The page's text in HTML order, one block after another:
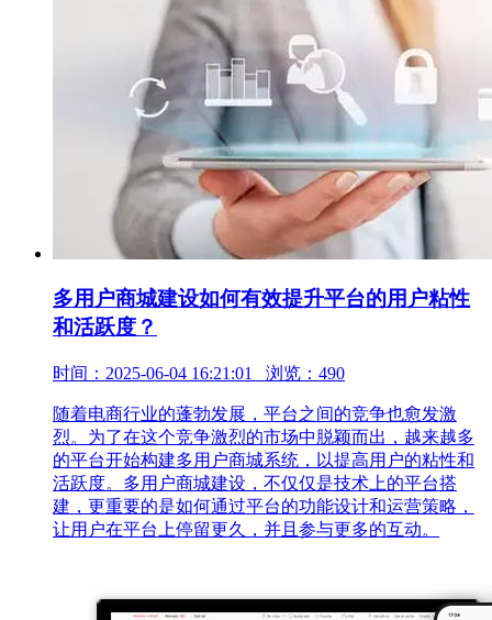
多用户商城建设如何有效提升平台的用户粘性
和活跃度？
时间：2025-06-04 16:21:01 浏览：490
随着电商行业的蓬勃发展，平台之间的竞争也愈发激
烈。为了在这个竞争激烈的市场中脱颖而出，越来越多
的平台开始构建多用户商城系统，以提高用户的粘性和
活跃度。多用户商城建设，不仅仅是技术上的平台搭
建，更重要的是如何通过平台的功能设计和运营策略，
让用户在平台上停留更久，并且参与更多的互动。